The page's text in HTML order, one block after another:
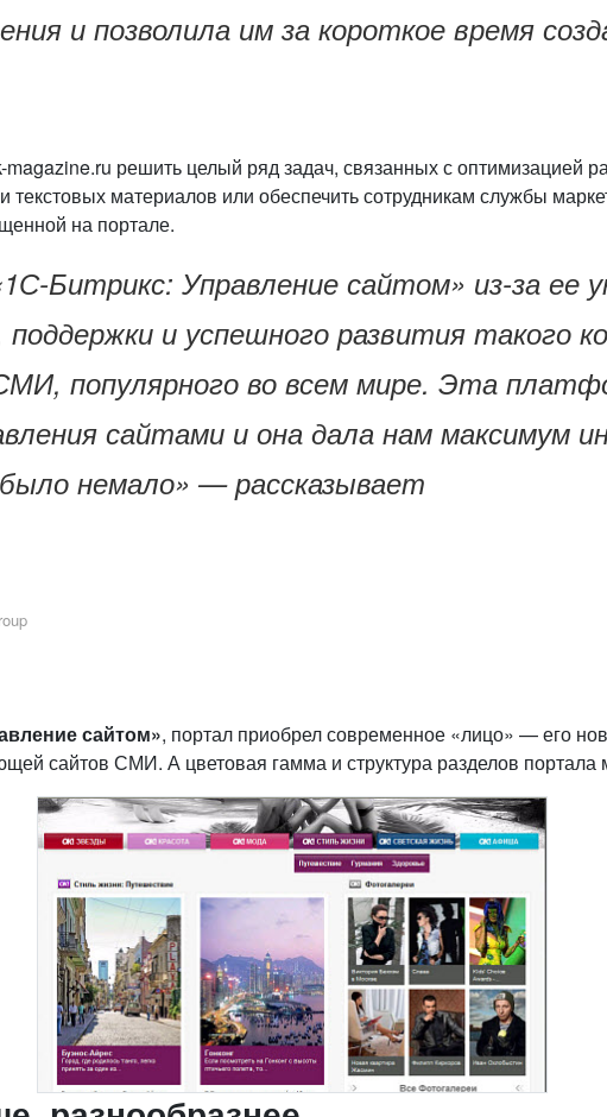
и позволила им за короткое время
решить целый ряд задач, связанных с оптимизацией
материалов или обеспечить сотрудникам службы
на портале.
Битрикс: Управление сайтом» из-за ее
и успешного развития такого
популярного во всем мире. Эта
сайтами и она дала нам максимум
немало» — рассказывает
сайтом», портал приобрел современное «лицо» — его
сайтов СМИ. А цветовая гамма и структура разделов